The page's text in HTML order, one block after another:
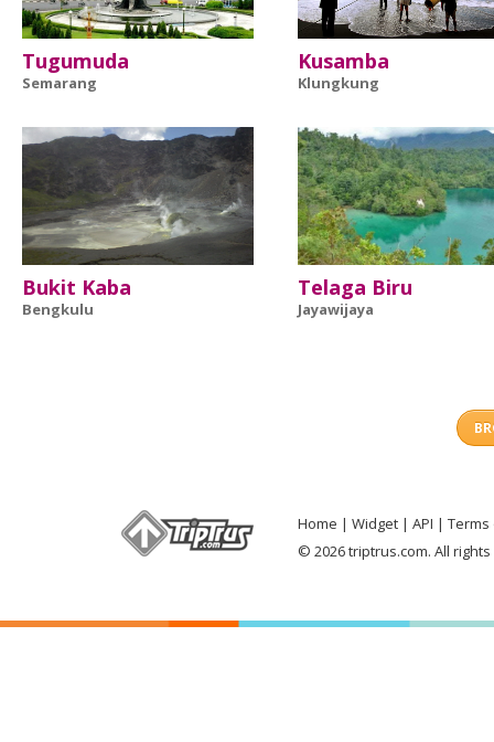
Tugumuda
Semarang
Kusamba
Klungkung
Bukit Kaba
Bengkulu
Telaga Biru
Jayawijaya
Home Widget API
Terms
© 2026 triptrus.com. All